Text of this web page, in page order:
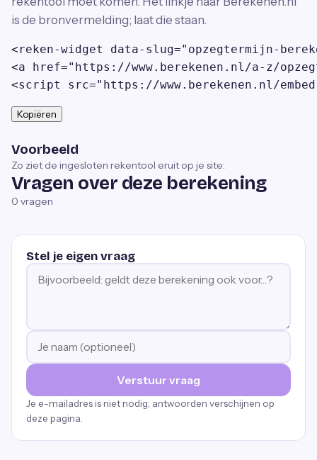
is de bronvermelding; laat die staan.
<reken-widget data-slug="opzegtermijn-
<a href="https://www.berekenen.nl/a-z/
<script src="https://www.berekenen.nl/
Kopiëren
Voorbeeld
Zo ziet de ingesloten rekentool eruit op je site:
Vragen over deze berekening
0 vragen
Stel je eigen vraag
Verstuur vraag
Je e-mailadres is niet nodig; antwoorden verschijnen op
deze pagina.